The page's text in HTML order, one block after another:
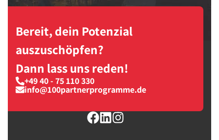
Bereit, dein Potenzial
auszuschöpfen?
Dann lass uns reden!
+49 40 - 75 110 330
info@100partnerprogramme.de